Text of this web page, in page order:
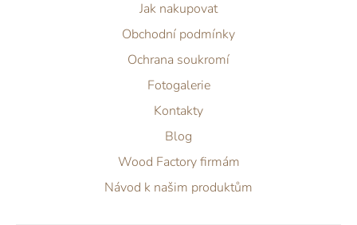
Jak nakupovat
Obchodní podmínky
Ochrana soukromí
Fotogalerie
Kontakty
Blog
Wood Factory firmám
Návod k našim produktům